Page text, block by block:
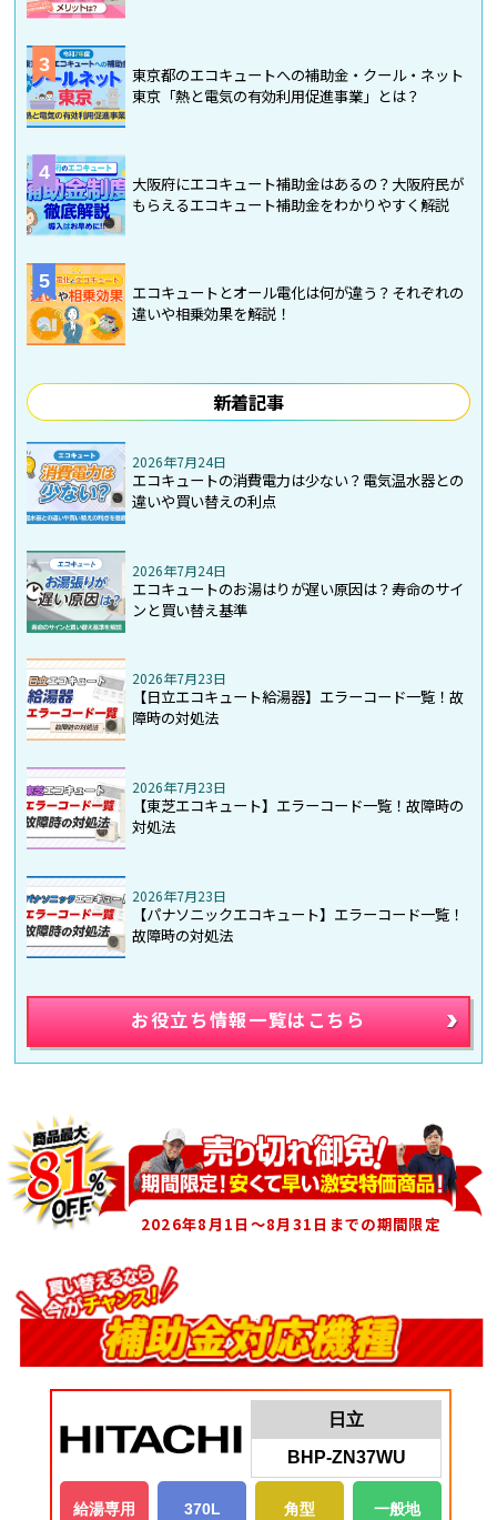
3
東京都のエコキュートへの補助金・クール・ネット
東京「熱と電気の有効利用促進事業」とは？
4
大阪府にエコキュート補助金はあるの？大阪府民が
もらえるエコキュート補助金をわかりやすく解説
5
エコキュートとオール電化は何が違う？それぞれの
違いや相乗効果を解説！
新着記事
2026年7月24日
エコキュートの消費電力は少ない？電気温水器との
違いや買い替えの利点
2026年7月24日
エコキュートのお湯はりが遅い原因は？寿命のサイ
ンと買い替え基準
2026年7月23日
【日立エコキュート給湯器】エラーコード一覧！故
障時の対処法
2026年7月23日
【東芝エコキュート】エラーコード一覧！故障時の
対処法
2026年7月23日
【パナソニックエコキュート】エラーコード一覧！
故障時の対処法
お役立ち情報一覧はこちら
2026年8月1日～8月31日までの期間限定
日立
BHP-ZN37WU
給湯専用 370L 角型 一般地